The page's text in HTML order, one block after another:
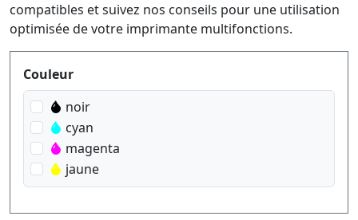
compatibles et suivez nos conseils pour une utilisation
optimisée de votre imprimante multifonctions.
Produktfilter
Couleur
noir
cyan
magenta
jaune